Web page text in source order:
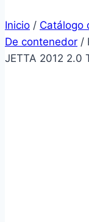
Inicio / Catálogo
De contenedor /
JETTA 2012 2.0